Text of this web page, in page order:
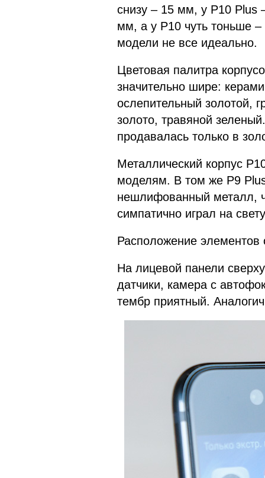
снизу – 15 мм, у P10 Plus
мм, а у P10 чуть тоньше
модели не все идеально.
Цветовая палитра
значительно шире:
ослепительный золотой,
золото, травяной
продавалась только в
Металлический корпус
моделям. В том же P9
нешлифованный металл,
симпатично играл на
Расположение элементов
На лицевой панели
датчики, камера с
тембр приятный.